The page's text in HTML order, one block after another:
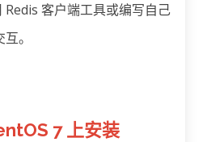
Redis 客户端工具或编写自己
。
7 上安装